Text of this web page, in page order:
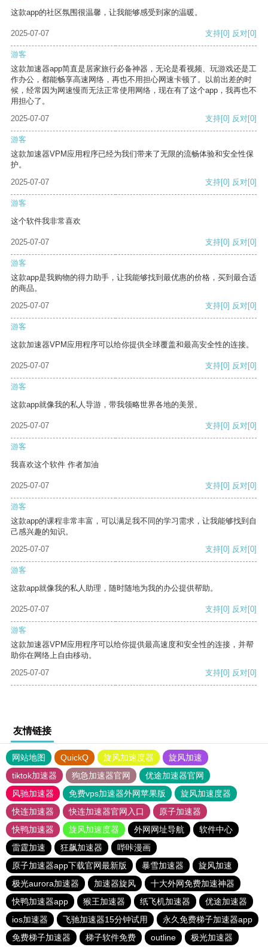
这款app的社区氛围很温馨，让我能够感受到家的温暖。
2025-07-07 支持[0] 反对[0]
游客
这款加速器app简直是居家旅行必备神器，无论是看视频、玩游戏还是工
作办公，都能畅享高速网络，再也不用担心网速卡顿了。以前出差的时
候，经常因为网速慢而无法正常使用网络，现在有了这个app，我再也不
用担心了。
2025-07-07
支持[0] 反对[0]
游客
这款加速器VPM应用程序已经为我们带来了无限的流畅体验和安全性保
护。
2025-07-07
支持[0] 反对[0]
游客
这个软件我非常喜欢
2025-07-07 支持[0] 反对[0]
游客
这款app是我购物的得力助手，让我能够找到最优惠的价格，买到最合适
的商品。
2025-07-07
支持[0] 反对[0]
游客
这款加速器VPM应用程序可以给你提供全球覆盖和最高安全性的连接。
2025-07-07 支持[0] 反对[0]
游客
这款app就像我的私人导游，带我领略世界各地的美景。
2025-07-07 支持[0] 反对[0]
游客
我喜欢这个软件 作者加油
2025-07-07 支持[0] 反对[0]
游客
这款app的课程非常丰富，可以满足我不同的学习需求，让我能够找到自
己感兴趣的知识。
2025-07-07
支持[0] 反对[0]
游客
这款app就像我的私人助理，随时随地为我的办公提供帮助。
2025-07-07 支持[0] 反对[0]
游客
这款加速器VPM应用程序可以给你提供最高速度和安全性的连接，并帮
助你在网络上自由移动。
2025-07-07
支持[0] 反对[0]
友情链接
网站地图 QuickQ 旋风加速度器
旋风加速
tiktok加速器
狗急加速器官网
优途加速器官网
风驰加速器
免费vps加速器外网苹果版
旋风加速度器
快连加速器
快连加速器官网入口
原子加速器
快鸭加速器
旋风加速度器 外网网址导航
软件中心
雷霆加速
狂飙加速器
哔咔漫画
原子加速器app下载官网最新版
暴雪加速器
旋风加速
极光aurora加速器
加速器旋风
十大外网免费加速神器
快鸭加速器app
猴王加速器 纸飞机加速器
优途加速器
ios加速器
飞驰加速器15分钟试用
永久免费梯子加速器app
免费梯子加速器
梯子软件免费 outline 极光加速器